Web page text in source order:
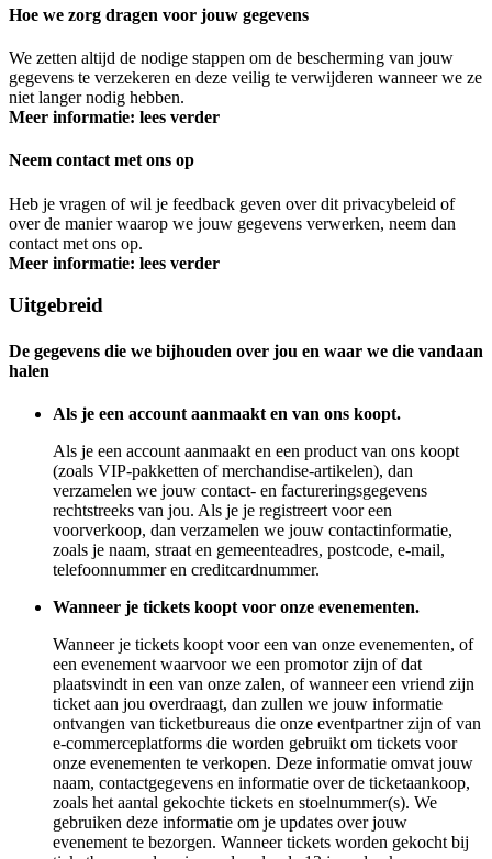
Hoe we zorg dragen voor jouw gegevens
We zetten altijd de nodige stappen om de bescherming van jouw
gegevens te verzekeren en deze veilig te verwijderen wanneer we ze
niet langer nodig hebben.
Meer informatie: lees verder
Neem contact met ons op
Heb je vragen of wil je feedback geven over dit privacybeleid of
over de manier waarop we jouw gegevens verwerken, neem dan
contact met ons op.
Meer informatie: lees verder
Uitgebreid
De gegevens die we bijhouden over jou en waar we die vandaan
halen
Als je een account aanmaakt en van ons koopt.
Als je een account aanmaakt en een product van ons koopt
(zoals VIP-pakketten of merchandise-artikelen), dan
verzamelen we jouw contact- en factureringsgegevens
rechtstreeks van jou. Als je je registreert voor een
voorverkoop, dan verzamelen we jouw contactinformatie,
zoals je naam, straat en gemeenteadres, postcode, e-mail,
telefoonnummer en creditcardnummer.
Wanneer je tickets koopt voor onze evenementen.
Wanneer je tickets koopt voor een van onze evenementen, of
een evenement waarvoor we een promotor zijn of dat
plaatsvindt in een van onze zalen, of wanneer een vriend zijn
ticket aan jou overdraagt, dan zullen we jouw informatie
ontvangen van ticketbureaus die onze eventpartner zijn of van
e-commerceplatforms die worden gebruikt om tickets voor
onze evenementen te verkopen. Deze informatie omvat jouw
naam, contactgegevens en informatie over de ticketaankoop,
zoals het aantal gekochte tickets en stoelnummer(s). We
gebruiken deze informatie om je updates over jouw
evenement te bezorgen. Wanneer tickets worden gekocht bij